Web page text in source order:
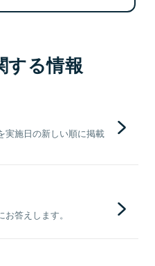
する情報
実施日の新しい順に掲載
答えします。